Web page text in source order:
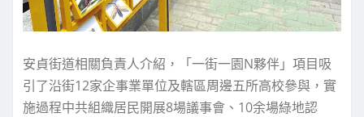
安貞街道相關負責人介紹，「一街一園N夥伴」項目吸
引了沿街12家企事業單位及轄區周邊五所高校參與，實
施過程中共組織居民開展8場議事會、10余場綠地認